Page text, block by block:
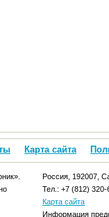
Карта сайта
Россия, 192007,
Тел.: +7 (812) 320-
Карта сайта
Информация